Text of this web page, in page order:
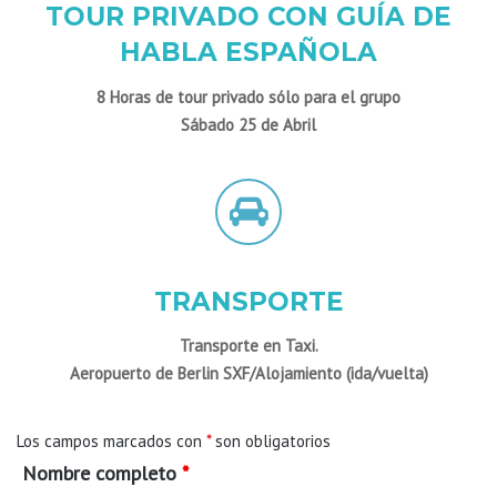
TOUR PRIVADO CON GUÍA DE
HABLA ESPAÑOLA
8 Horas de tour privado sólo para el grupo
Sábado 25 de Abril
TRANSPORTE
Transporte en Taxi.
Aeropuerto de Berlin SXF/Alojamiento (ida/vuelta)
Los campos marcados con *son obligatorios
Nombre completo *